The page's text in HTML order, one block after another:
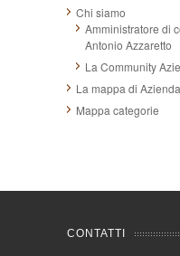
Chi siamo
Amministratore di
Antonio Azzaretto
La Community
La mappa di
Mappa categorie
CONTATTI